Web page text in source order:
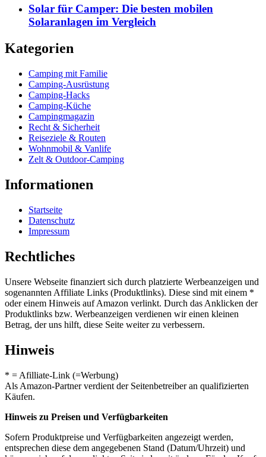
Solar für Camper: Die besten mobilen
Solaranlagen im Vergleich
Kategorien
Camping mit Familie
Camping-Ausrüstung
Camping-Hacks
Camping-Küche
Campingmagazin
Recht & Sicherheit
Reiseziele & Routen
Wohnmobil & Vanlife
Zelt & Outdoor-Camping
Informationen
Startseite
Datenschutz
Impressum
Rechtliches
Unsere Webseite finanziert sich durch platzierte Werbeanzeigen und
sogenannten Affiliate Links (Produktlinks). Diese sind mit einem *
oder einem Hinweis auf Amazon verlinkt. Durch das Anklicken der
Produktlinks bzw. Werbeanzeigen verdienen wir einen kleinen
Betrag, der uns hilft, diese Seite weiter zu verbessern.
Hinweis
* = Afilliate-Link (=Werbung)
Als Amazon-Partner verdient der Seitenbetreiber an qualifizierten
Käufen.
Hinweis zu Preisen und Verfügbarkeiten
Sofern Produktpreise und Verfügbarkeiten angezeigt werden,
entsprechen diese dem angegebenen Stand (Datum/Uhrzeit) und